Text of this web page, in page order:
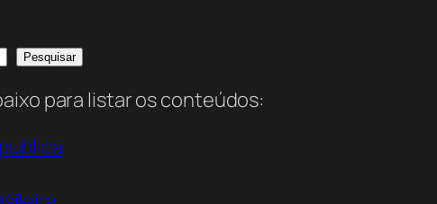
Pesquisar
para listar os conteúdos: